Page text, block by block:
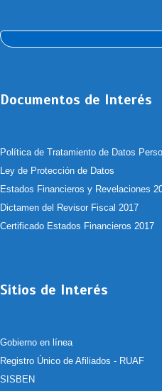
Documentos de Interés
Política de Tratamiento de Datos
Ley de Protección de Datos
Estados Financieros y Revelaciones
Dictamen del Revisor Fiscal 2017
Certificado Estados Financieros 2017
Sitios de Interés
Gobierno en línea
Registro Único de Afiliados - RUAF
SISBEN